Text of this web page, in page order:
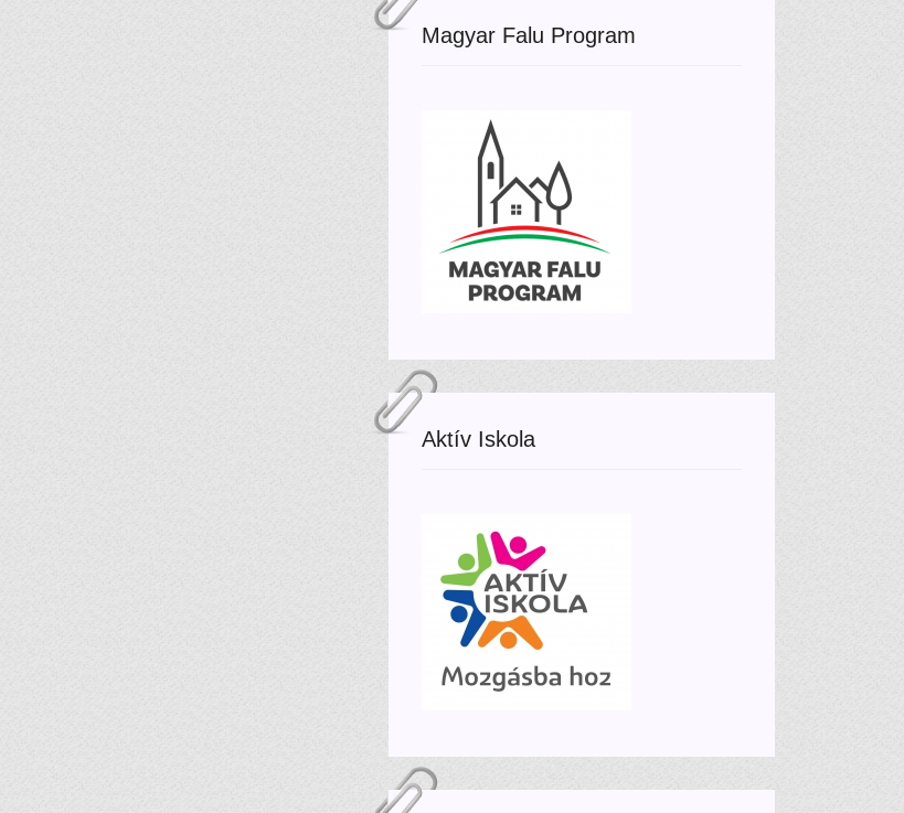
Magyar Falu Program
Aktív Iskola